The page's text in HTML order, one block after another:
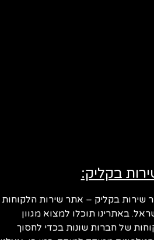
בקליק:
בקליק – אתר שירות הלקוחות
באתרינו תוכלו למצוא מגוון
של חברות שונות בכדי לחסוך